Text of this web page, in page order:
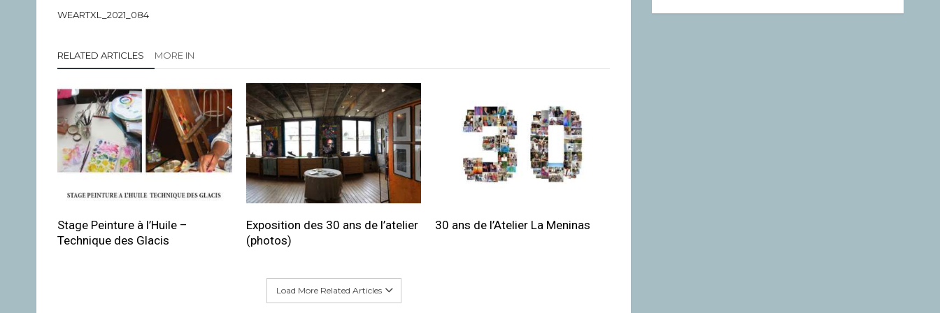
WEARTXL_2021_084
RELATED ARTICLES MORE IN
Stage Peinture à l’Huile –
Technique des Glacis
Exposition des 30 ans de l’atelier
(photos)
30 ans de l’Atelier La Meninas
Load More Related Articles